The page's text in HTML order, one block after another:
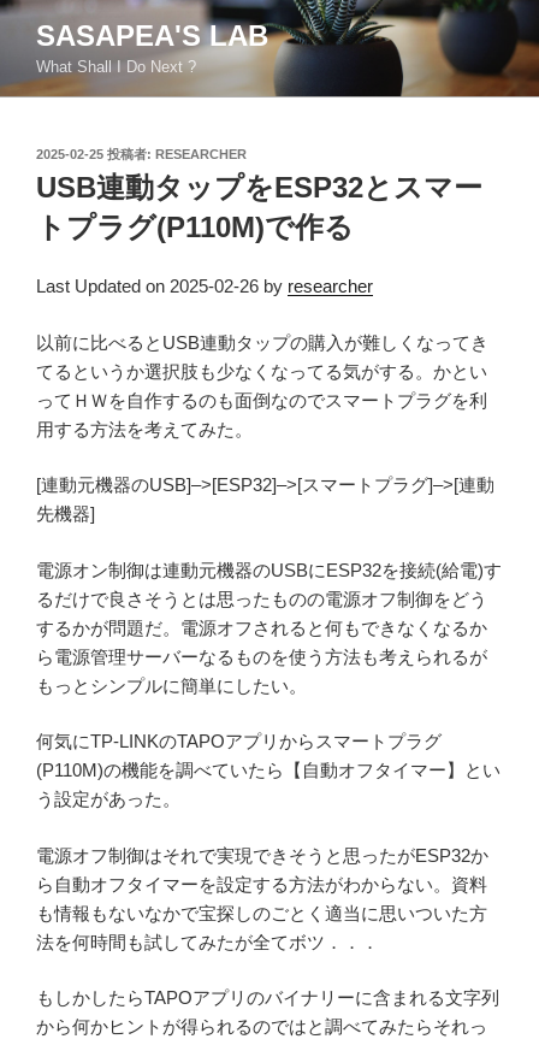
コ
ン
SASAPEA'S LAB
What Shall I Do Next ?
投
稿
日:
2025-02-25 投稿者: RESEARCHER
USB連動タップをESP32とスマー
トプラグ(P110M)で作る
Last Updated on 2025-02-26 by researcher
以前に比べるとUSB連動タップの購入が難しくなってき
てるというか選択肢も少なくなってる気がする。かとい
ってＨＷを自作するのも面倒なのでスマートプラグを利
用する方法を考えてみた。
[連動元機器のUSB]–>[ESP32]–>[スマートプラグ]–>[連動
先機器]
電源オン制御は連動元機器のUSBにESP32を接続(給電)す
るだけで良さそうとは思ったものの電源オフ制御をどう
するかが問題だ。電源オフされると何もできなくなるか
ら電源管理サーバーなるものを使う方法も考えられるが
もっとシンプルに簡単にしたい。
何気にTP-LINKのTAPOアプリからスマートプラグ
(P110M)の機能を調べていたら【自動オフタイマー】とい
う設定があった。
電源オフ制御はそれで実現できそうと思ったがESP32か
ら自動オフタイマーを設定する方法がわからない。資料
も情報もないなかで宝探しのごとく適当に思いついた方
法を何時間も試してみたが全てボツ．．．
もしかしたらTAPOアプリのバイナリーに含まれる文字列
から何かヒントが得られるのではと調べてみたらそれっ